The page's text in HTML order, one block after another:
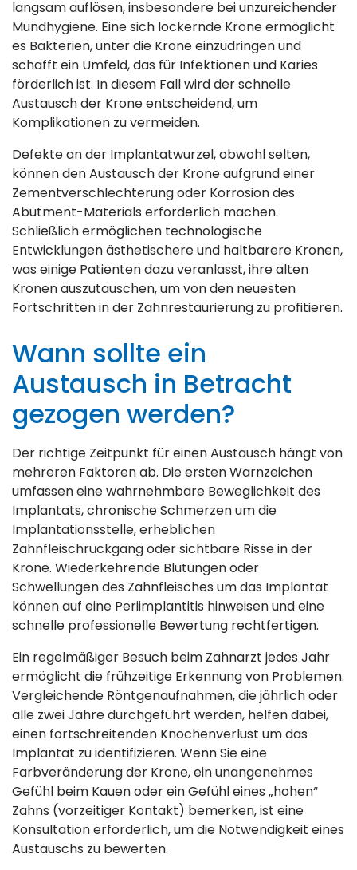
langsam auflösen, insbesondere bei unzureichender
Mundhygiene. Eine sich lockernde Krone ermöglicht
es Bakterien, unter die Krone einzudringen und
schafft ein Umfeld, das für Infektionen und Karies
förderlich ist. In diesem Fall wird der schnelle
Austausch der Krone entscheidend, um
Komplikationen zu vermeiden.
Defekte an der Implantatwurzel, obwohl selten,
können den Austausch der Krone aufgrund einer
Zementverschlechterung oder Korrosion des
Abutment-Materials erforderlich machen.
Schließlich ermöglichen technologische
Entwicklungen ästhetischere und haltbarere Kronen,
was einige Patienten dazu veranlasst, ihre alten
Kronen auszutauschen, um von den neuesten
Fortschritten in der Zahnrestaurierung zu profitieren.
Wann sollte ein
Austausch in Betracht
gezogen werden?
Der richtige Zeitpunkt für einen Austausch hängt von
mehreren Faktoren ab. Die ersten Warnzeichen
umfassen eine wahrnehmbare Beweglichkeit des
Implantats, chronische Schmerzen um die
Implantationsstelle, erheblichen
Zahnfleischrückgang oder sichtbare Risse in der
Krone. Wiederkehrende Blutungen oder
Schwellungen des Zahnfleisches um das Implantat
können auf eine Periimplantitis hinweisen und eine
schnelle professionelle Bewertung rechtfertigen.
Ein regelmäßiger Besuch beim Zahnarzt jedes Jahr
ermöglicht die frühzeitige Erkennung von Problemen.
Vergleichende Röntgenaufnahmen, die jährlich oder
alle zwei Jahre durchgeführt werden, helfen dabei,
einen fortschreitenden Knochenverlust um das
Implantat zu identifizieren. Wenn Sie eine
Farbveränderung der Krone, ein unangenehmes
Gefühl beim Kauen oder ein Gefühl eines „hohen“
Zahns (vorzeitiger Kontakt) bemerken, ist eine
Konsultation erforderlich, um die Notwendigkeit eines
Austauschs zu bewerten.